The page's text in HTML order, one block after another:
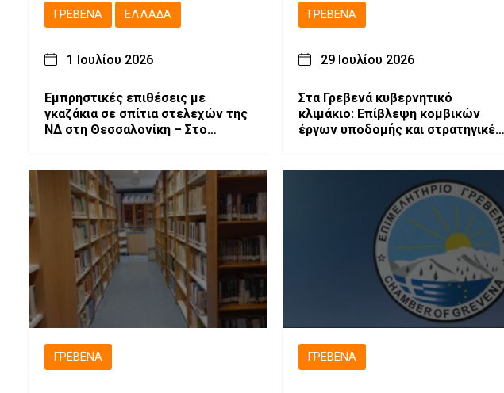
ΓΡΕΒΕΝΆ ΕΛΛΆΔΑ
1 Ιουλίου 2026
Εμπρηστικές επιθέσεις με
γκαζάκια σε σπίτια στελεχών της
ΝΔ στη Θεσσαλονίκη – Στο
ΓΡΕΒΕΝΆ
29 Ιουλίου 2026
Στα Γρεβενά κυβερνητικό
κλιμάκιο: Επίβλεψη κομβικών
έργων υποδομής και στρατηγικές
ΓΡΕΒΕΝΆ ΓΡΕΒΕΝΆ